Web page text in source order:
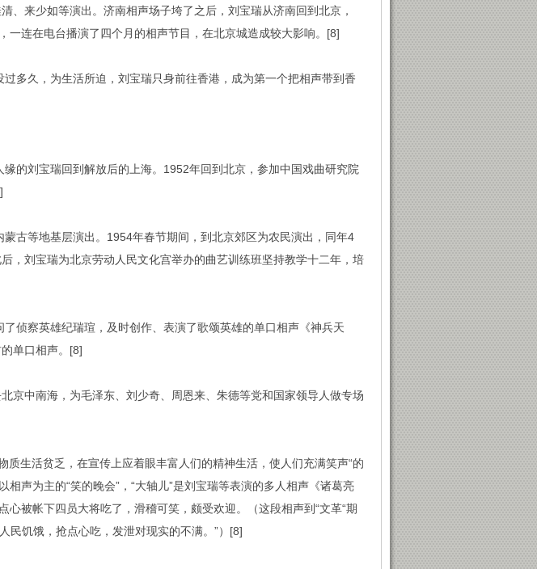
、来少如等演出。济南相声场子垮了之后，刘宝瑞从济南回到北京，
一连在电台播演了四个月的相声节目，在北京城造成较大影响。[8]
多久，为生活所迫，刘宝瑞只身前往香港，成为第一个把相声带到香
的刘宝瑞回到解放后的上海。1952年回到北京，参加中国戏曲研究院
古等地基层演出。1954年春节期间，到北京郊区为农民演出，同年4
，刘宝瑞为北京劳动人民文化宫举办的曲艺训练班坚持教学十二年，培
侦察英雄纪瑞瑄，及时创作、表演了歌颂英雄的单口相声《神兵天
单口相声。[8]
京中南海，为毛泽东、刘少奇、周恩来、朱德等党和国家领导人做专场
质生活贫乏，在宣传上应着眼丰富人们的精神生活，使人们充满笑声“的
相声为主的“笑的晚会”，“大轴儿”是刘宝瑞等表演的多人相声《诸葛亮
心被帐下四员大将吃了，滑稽可笑，颇受欢迎。（这段相声到“文革“期
民饥饿，抢点心吃，发泄对现实的不满。”）[8]